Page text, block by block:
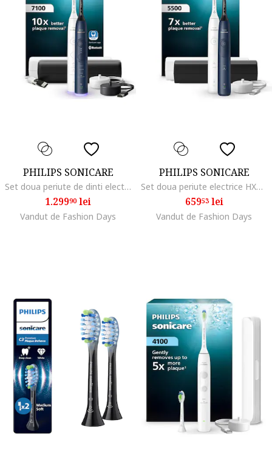
PHILIPS SONICARE
Set doua periute de dinti electrice HX7429/01, 62.000 miscari/minut,autonomie 21 zile, 4 moduri periere, 3 intensitati, senzor presiune luminos, functia BrushSync, 2x capete de periere GumCare, 2x Toc de transport, alb-albastru
1.29990lei
Vandut de Fashion Days
PHILIPS SONICARE
Set doua periute electrice HX7119/01, 62.000 miscari/minut, autonomie 21 zile, 2 moduri periere, 1 intensitate, senzor presiune integrat, functia BrushSync, 2x capete de periere Optimal White, 2x Toc de transport, alb-albastru
65953lei
Vandut de Fashion Days